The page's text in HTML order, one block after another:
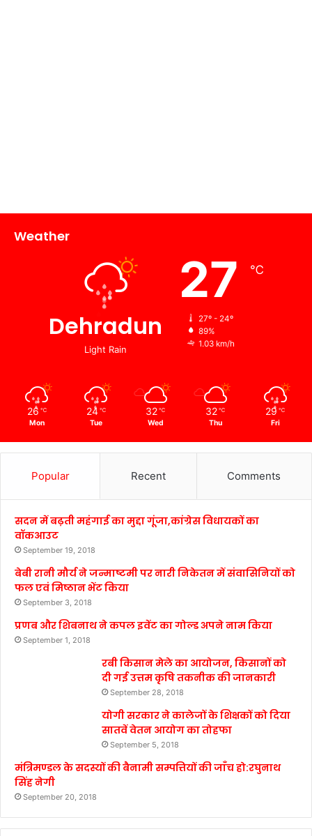
Weather
Dehradun
Light Rain
27 ℃
27º - 24º
89%
1.03 km/h
26 ℃
Mon
24 ℃
Tue
32 ℃
Wed
32 ℃
Thu
29 ℃
Fri
Popular Recent Comments
सदन में बढ़ती महंगाई का मुद्दा गूंजा,कांग्रेस विधायकों का
वॉकआउट
September 19, 2018
बेबी रानी मौर्य ने जन्माष्टमी पर नारी निकेतन में संवासिनियों को
फल एवं मिष्ठान भेंट किया
September 3, 2018
प्रणब और शिबनाथ ने कपल इवेंट का गोल्ड अपने नाम किया
September 1, 2018
रबी किसान मेले का आयोजन, किसानों को
दी गई उत्तम कृषि तकनीक की जानकारी
September 28, 2018
योगी सरकार ने कालेजों के शिक्षकों को दिया
सातवें वेतन आयोग का तोहफा
September 5, 2018
मंत्रिमण्डल के सदस्यों की बैनामी सम्पत्तियों की जाँच हो:रघुनाथ
सिंह नेगी
September 20, 2018